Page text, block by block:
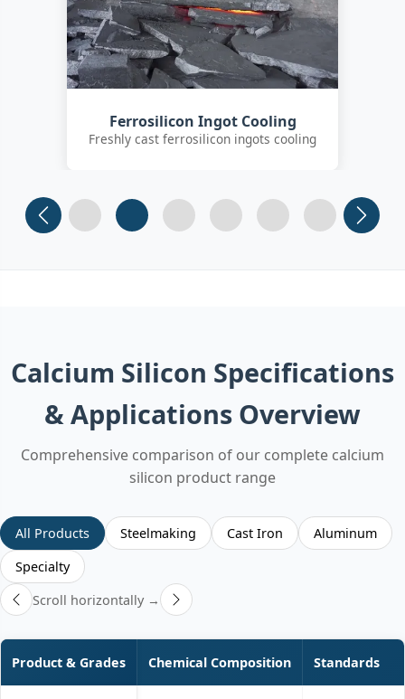
Customer Quality Check
International clients inspecting FeSi
inoculant
Slide 1 Slide 2 Slide 3 (current)
Slide 4 Slide 5 Slide 6
Calcium Silicon Specifications
& Applications Overview
Comprehensive comparison of our complete calcium
silicon product range
All Products Steelmaking Cast Iron
Aluminum
Specialty
Scroll horizontally →
Product & Grades Chemical Composition Standards